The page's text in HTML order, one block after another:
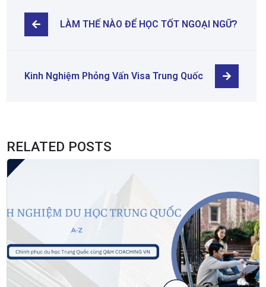
LÀM THẾ NÀO ĐỂ HỌC TỐT NGOẠI NGỮ?
Kinh Nghiệm Phỏng Vấn Visa Trung Quốc
RELATED POSTS